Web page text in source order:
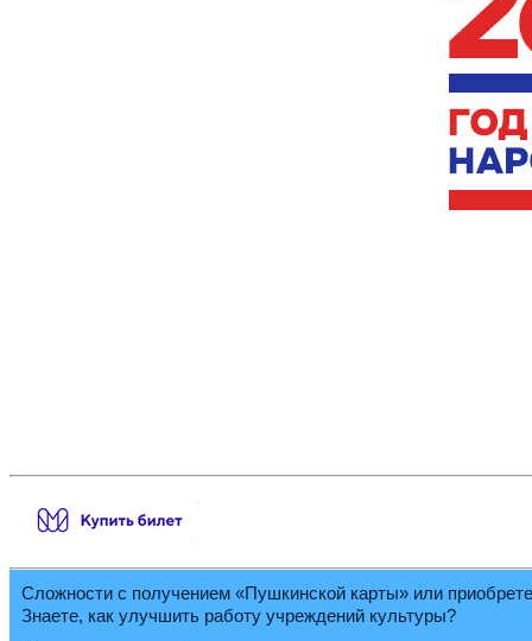
Сложности с получением «Пушкинской карты» или
Знаете, как улучшить работу учреждений культуры?